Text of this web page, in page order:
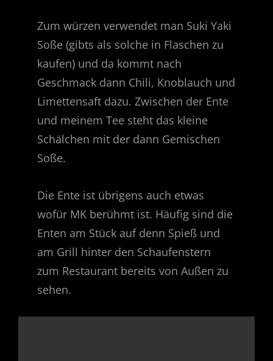
Zum würzen verwendet man Suki Yaki
Soße (gibts als solche in Flaschen zu
kaufen) und da kommt nach
Geschmack dann Chili, Knoblauch und
Limettensaft dazu. Zwischen der Ente
und meinem Tee steht das kleine
Schälchen mit der dann Gemischen
Soße.
Die Ente ist übrigens auch etwas
wofür MK berühmt ist. Häufig sind die
Enten am Stück auf denn Spieß und
am Grill hinter den Schaufenstern
zum Restaurant bereits von Außen zu
sehen.